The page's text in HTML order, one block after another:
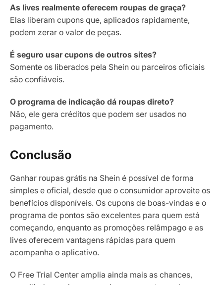
As lives realmente oferecem roupas de graça?
Elas liberam cupons que, aplicados rapidamente,
podem zerar o valor de peças.
É seguro usar cupons de outros sites?
Somente os liberados pela Shein ou parceiros oficiais
são confiáveis.
O programa de indicação dá roupas direto?
Não, ele gera créditos que podem ser usados no
pagamento.
Conclusão
Ganhar roupas grátis na Shein é possível de forma
simples e oficial, desde que o consumidor aproveite os
benefícios disponíveis. Os cupons de boas-vindas e o
programa de pontos são excelentes para quem está
começando, enquanto as promoções relâmpago e as
lives oferecem vantagens rápidas para quem
acompanha o aplicativo.
O Free Trial Center amplia ainda mais as chances,